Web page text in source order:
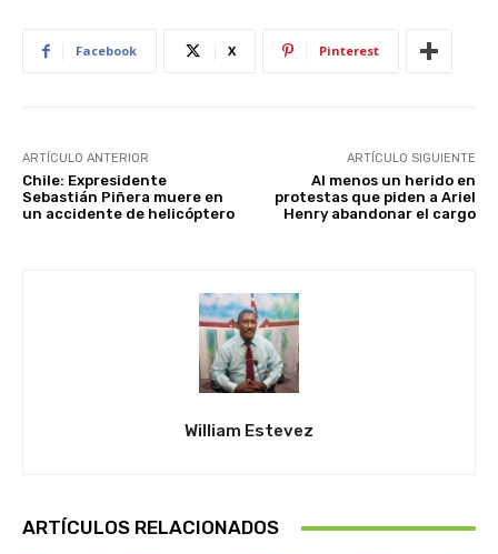
Facebook X Pinterest
ARTÍCULO ANTERIOR
Chile: Expresidente
Sebastián Piñera muere en
un accidente de helicóptero
ARTÍCULO SIGUIENTE
Al menos un herido en
protestas que piden a Ariel
Henry abandonar el cargo
William Estevez
ARTÍCULOS RELACIONADOS